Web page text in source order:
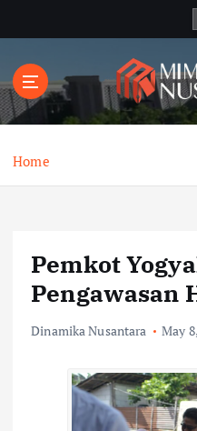
t
o
Home
Pemkot
Pengawasan
Dinamika Nusantara May